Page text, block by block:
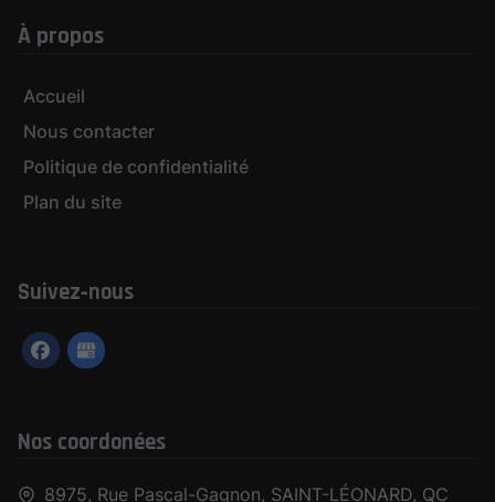
À propos
Accueil
Nous contacter
Politique de confidentialité
Plan du site
Suivez‑nous
Nos coordonées
8975, Rue Pascal-Gagnon, SAINT-LÉONARD, QC